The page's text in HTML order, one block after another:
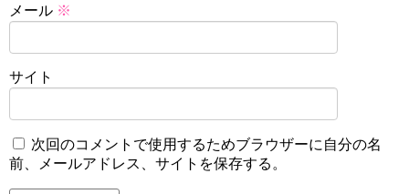
メール ※
サイト
次回のコメントで使用するためブラウザーに自分の名
前、メールアドレス、サイトを保存する。